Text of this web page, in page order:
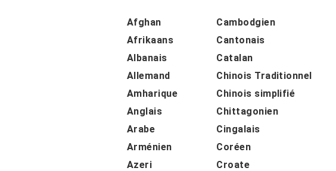
Afghan
Afrikaans
Albanais
Allemand
Amharique
Anglais
Arabe
Arménien
Azeri
Cambodgien
Cantonais
Catalan
Chinois Traditionnel
Chinois simplifié
Chittagonien
Cingalais
Coréen
Croate